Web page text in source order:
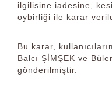
ilgilisine iadesine,
oybirliği ile karar
Bu karar,
Balcı ŞİMŞEK ve
gönderilmiştir.